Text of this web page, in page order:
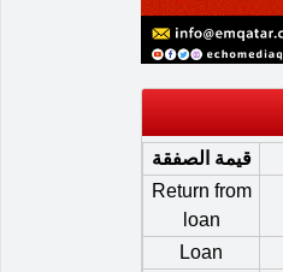
قيمة الصفقة
Return from
loan
Loan